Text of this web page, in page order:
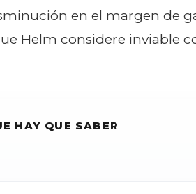
en el margen de
Helm considere inviable
HAY QUE SABER